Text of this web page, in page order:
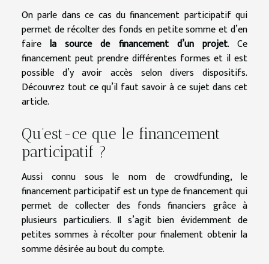
On parle dans ce cas du financement participatif qui
permet de récolter des fonds en petite somme et d’en
fairela source de financement d’un projet. Ce
financement peut prendre différentes formes et il est
possible d’y avoir accès selon divers dispositifs.
Découvrez tout ce qu’il faut savoir à ce sujet dans cet
article.
Qu’est-ce que le financement
participatif ?
Aussi connu sous le nom de crowdfunding, le
financement participatif est un type de financement qui
permet de collecter des fonds financiers grâce à
plusieurs particuliers. Il s’agit bien évidemment de
petites sommes à récolter pour finalement obtenir la
somme désirée au bout du compte.